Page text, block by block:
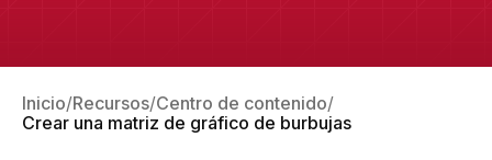
Inicio Recursos Centro de contenido
Crear una matriz de gráfico de burbujas